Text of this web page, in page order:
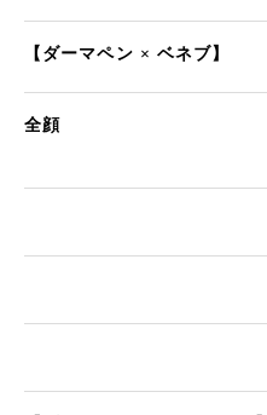
【ダーマペン × ベネブ】
全顔